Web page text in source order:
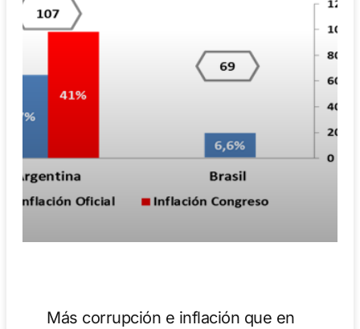
Más corrupción e inflación que en